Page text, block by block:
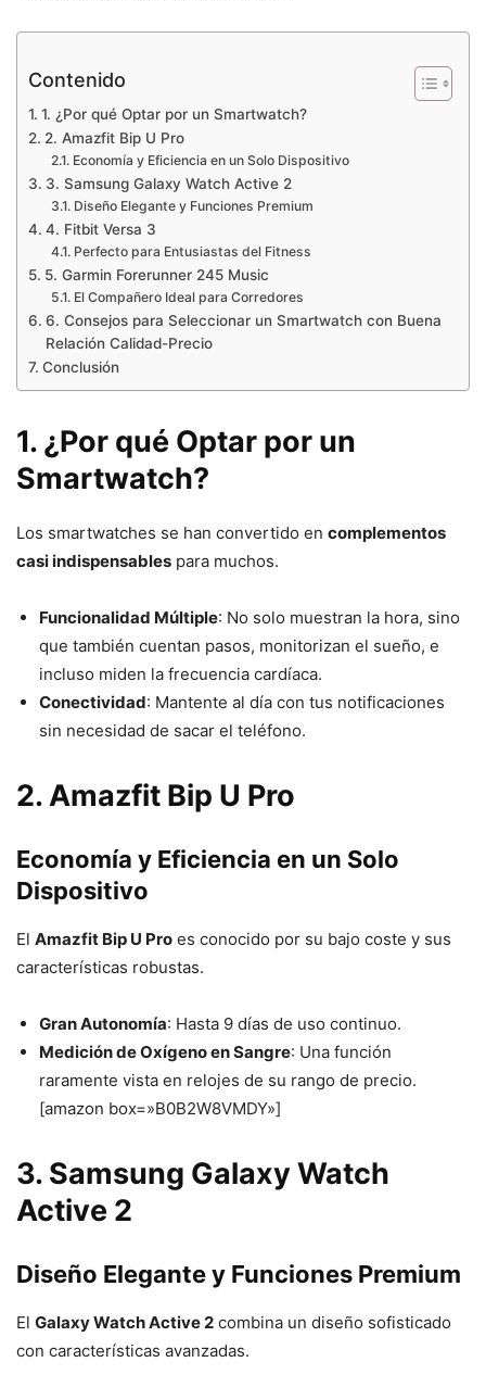
Contenido
1. ¿Por qué Optar por un Smartwatch?
2. Amazfit Bip U Pro
Economía y Eficiencia en un Solo Dispositivo
3. Samsung Galaxy Watch Active 2
Diseño Elegante y Funciones Premium
4. Fitbit Versa 3
Perfecto para Entusiastas del Fitness
5. Garmin Forerunner 245 Music
El Compañero Ideal para Corredores
6. Consejos para Seleccionar un Smartwatch con Buena
Relación Calidad-Precio
Conclusión
1. ¿Por qué Optar por un
Smartwatch?
Los smartwatches se han convertido en complementos
casi indispensables para muchos.
Funcionalidad Múltiple: No solo muestran la hora, sino
que también cuentan pasos, monitorizan el sueño, e
incluso miden la frecuencia cardíaca.
Conectividad: Mantente al día con tus notificaciones
sin necesidad de sacar el teléfono.
2. Amazfit Bip U Pro
Economía y Eficiencia en un Solo
Dispositivo
El Amazfit Bip U Pro es conocido por su bajo coste y sus
características robustas.
Gran Autonomía: Hasta 9 días de uso continuo.
Medición de Oxígeno en Sangre: Una función
raramente vista en relojes de su rango de precio.
[amazon box=»B0B2W8VMDY»]
3. Samsung Galaxy Watch
Active 2
Diseño Elegante y Funciones Premium
El Galaxy Watch Active 2 combina un diseño sofisticado
con características avanzadas.